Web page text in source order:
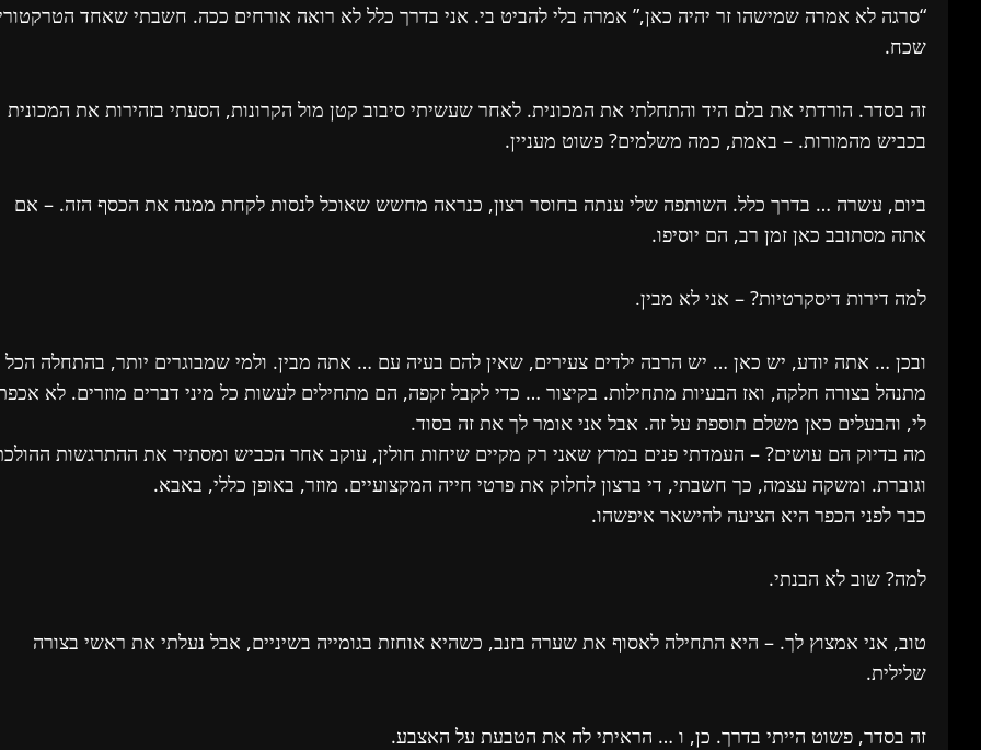
“סרגה לא אמרה שמישהו זר יהיה כאן,” אמרה בלי להביט בי. אני בדרך כלל לא רואה אורחים ככה. חשבתי שאחד
שכח.
זה בסדר. הורדתי את בלם היד והתחלתי את המכונית. לאחר שעשיתי סיבוב קטן מול הקרונות, הסעתי בזהירות את המכונית
בכביש מהמורות. – באמת, כמה משלמים? פשוט מעניין.
ביום, עשרה … בדרך כלל. השותפה שלי ענתה בחוסר רצון, כנראה מחשש שאוכל לנסות לקחת ממנה את הכסף הזה. – אם
אתה מסתובב כאן זמן רב, הם יוסיפו.
למה דירות דיסקרטיות? – אני לא מבין.
ובכן … אתה יודע, יש כאן … יש הרבה ילדים צעירים, שאין להם בעיה עם … אתה מבין. ולמי שמבוגרים יותר, בהתחלה הכל
מתנהל בצורה חלקה, ואז הבעיות מתחילות. בקיצור … כדי לקבל זקפה, הם מתחילים לעשות כל מיני דברים מוזרים. לא
לי, והבעלים כאן משלם תוספת על זה. אבל אני אומר לך את זה בסוד.
מה בדיוק הם עושים? – העמדתי פנים במרץ שאני רק מקיים שיחות חולין, עוקב אחר הכביש ומסתיר את ההתרגשות
וגוברת. ומשקה עצמה, כך חשבתי, די ברצון לחלוק את פרטי חייה המקצועיים. מוזר, באופן כללי, באבא.
כבר לפני הכפר היא הציעה להישאר איפשהו.
למה? שוב לא הבנתי.
טוב, אני אמצוץ לך. – היא התחילה לאסוף את שערה בזנב, כשהיא אוחזת בגומייה בשיניים, אבל נעלתי את ראשי בצורה
שלילית.
זה בסדר, פשוט הייתי בדרך. כן, ו … הראיתי לה את הטבעת על האצבע.